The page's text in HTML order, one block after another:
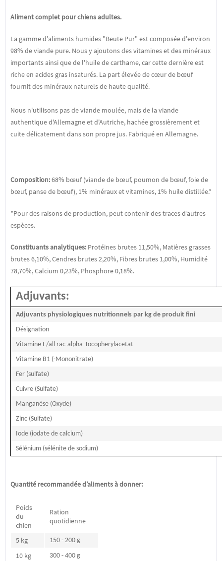
Aliment complet pour chiens adultes.
La gamme d'aliments humides "Beute Pur" est composée d'environ
98% de viande pure. Nous y ajoutons des vitamines et des minéraux
importants ainsi que de l'huile de carthame, car cette dernière est
riche en acides gras insaturés. La part élevée de cœur de bœuf
fournit des minéraux naturels de haute qualité.
Nous n'utilisons pas de viande moulée, mais de la viande
authentique d'Allemagne et d'Autriche, hachée grossièrement et
cuite délicatement dans son propre jus. Fabriqué en Allemagne.
Composition:68% bœuf (viande de bœuf, poumon de bœuf, foie de
bœuf, panse de bœuf), 1% minéraux et vitamines, 1% huile distillée.*
*Pour des raisons de production, peut contenir des traces d’autres
espèces.
Constituants analytiques: Protéines brutes 11,50%, Matières grasses
brutes 6,10%, Cendres brutes 2,20%, Fibres brutes 1,00%, Humidité
78,70%, Calcium 0,23%, Phosphore 0,18%.
Adjuvants:
Adjuvants physiologiques nutritionnels par kg de produit fini
Désignation
Vitamine E/all rac-alpha-Tocopherylacetat
Vitamine B1 (-Mononitrate)
Fer (sulfate)
Cuivre (Sulfate)
Manganèse (Oxyde)
Zinc (Sulfate)
Iode (iodate de calcium)
Sélénium (sélénite de sodium)
Quantité recommandée d’aliments à donner:
Poids
du
chien
Ration
quotidienne
5 kg 150 - 200 g
10 kg 300 - 400 g